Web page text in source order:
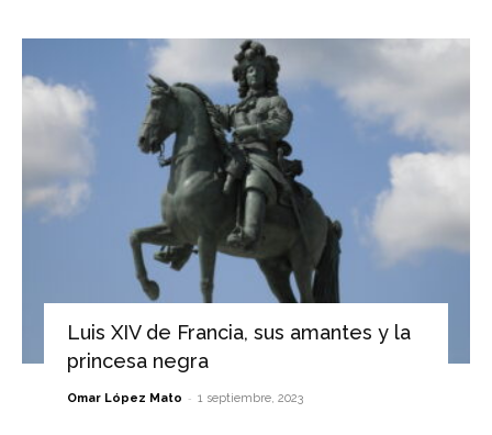
Luis XIV de Francia, sus amantes y la
princesa negra
Omar López Mato - 1 septiembre, 2023